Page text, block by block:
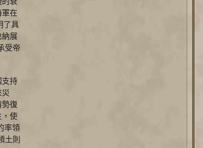
在
了具
納展
受帝
支持
復
，使
率領
土則